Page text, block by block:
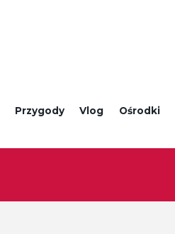
Przygody Vlog Ośrodki